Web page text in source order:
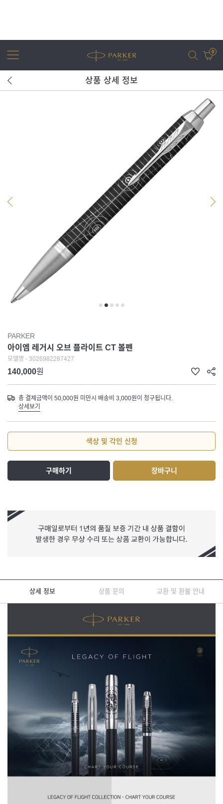
0
조터
상품 상세 정보
PARKER
아이엠 레거시 오브 플라이트 CT 볼펜
모델명 - 3026982287427
140,000원
총 결제금액이 50,000원 미만시 배송비 3,000원이 청구됩니다.
상세보기
색상 및 각인 신청
구매하기 장바구니
상세 정보 상품 문의 교환 및 환불 안내